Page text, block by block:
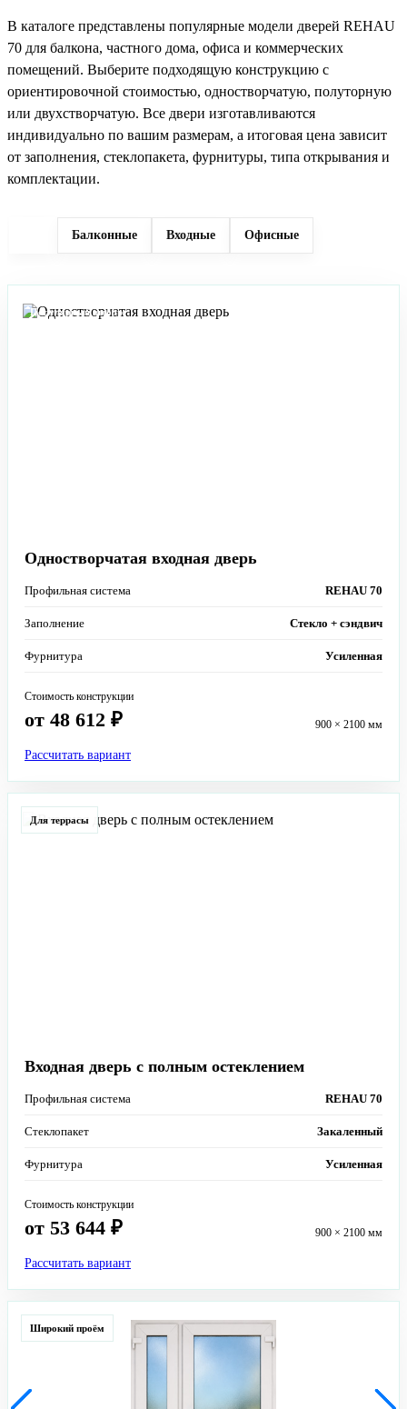
В каталоге представлены популярные модели дверей REHAU
70 для балкона, частного дома, офиса и коммерческих
помещений. Выберите подходящую конструкцию с
ориентировочной стоимостью, одностворчатую, полуторную
или двухстворчатую. Все двери изготавливаются
индивидуально по вашим размерам, а итоговая цена зависит
от заполнения, стеклопакета, фурнитуры, типа открывания и
комплектации.
Балконные Входные Офисные
Популярный выбор
Одностворчатая входная дверь
Профильная система REHAU 70
Заполнение Стекло + сэндвич
Фурнитура Усиленная
Стоимость конструкции
от 48 612 ₽ 900 × 2100 мм
Рассчитать вариант
Для террасы
Входная дверь с полным остеклением
Профильная система REHAU 70
Стеклопакет Закаленный
Фурнитура Усиленная
Стоимость конструкции
от 53 644 ₽ 900 × 2100 мм
Рассчитать вариант
Широкий проём